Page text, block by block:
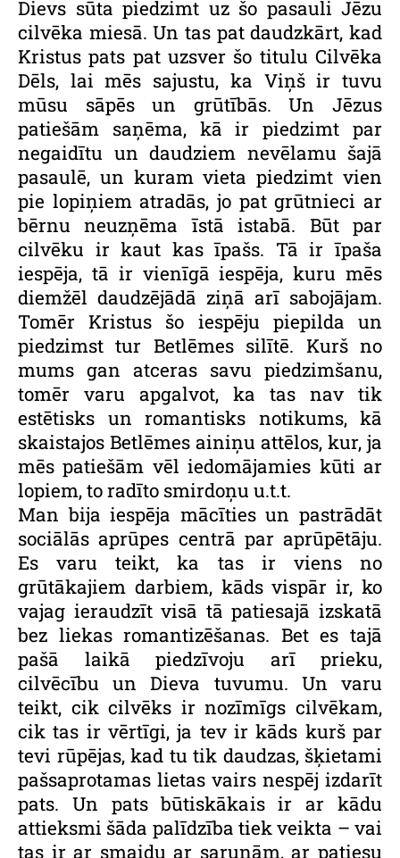
Dievs sūta piedzimt uz šo pasauli Jēzu
cilvēka miesā. Un tas pat daudzkārt, kad
Kristus pats pat uzsver šo titulu Cilvēka
Dēls, lai mēs sajustu, ka Viņš ir tuvu
mūsu sāpēs un grūtībās. Un Jēzus
patiešām saņēma, kā ir piedzimt par
negaidītu un daudziem nevēlamu šajā
pasaulē, un kuram vieta piedzimt vien
pie lopiņiem atradās, jo pat grūtnieci ar
bērnu neuzņēma īstā istabā. Būt par
cilvēku ir kaut kas īpašs. Tā ir īpaša
iespēja, tā ir vienīgā iespēja, kuru mēs
diemžēl daudzējādā ziņā arī sabojājam.
Tomēr Kristus šo iespēju piepilda un
piedzimst tur Betlēmes silītē. Kurš no
mums gan atceras savu piedzimšanu,
tomēr varu apgalvot, ka tas nav tik
estētisks un romantisks notikums, kā
skaistajos Betlēmes ainiņu attēlos, kur, ja
mēs patiešām vēl iedomājamies kūti ar
lopiem, to radīto smirdoņu u.t.t.
Man bija iespēja mācīties un pastrādāt
sociālās aprūpes centrā par aprūpētāju.
Es varu teikt, ka tas ir viens no
grūtākajiem darbiem, kāds vispār ir, ko
vajag ieraudzīt visā tā patiesajā izskatā
bez liekas romantizēšanas. Bet es tajā
pašā laikā piedzīvoju arī prieku,
cilvēcību un Dieva tuvumu. Un varu
teikt, cik cilvēks ir nozīmīgs cilvēkam,
cik tas ir vērtīgi, ja tev ir kāds kurš par
tevi rūpējas, kad tu tik daudzas, šķietami
pašsaprotamas lietas vairs nespēj izdarīt
pats. Un pats būtiskākais ir ar kādu
attieksmi šāda palīdzība tiek veikta – vai
tas ir ar smaidu ar sarunām, ar patiesu